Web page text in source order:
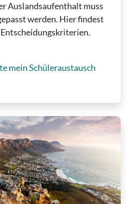
Auslandsaufenthalt muss
werden. Hier findest
mein Schüleraustausch